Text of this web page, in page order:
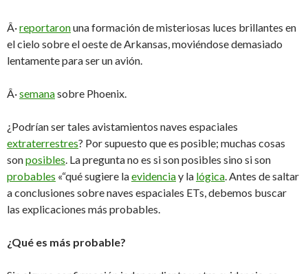
Â·reportaronuna formación de misteriosas luces brillantes en
el cielo sobre el oeste de Arkansas, moviéndose demasiado
lentamente para ser un avión.
Â·semanasobre Phoenix.
¿Podrían ser tales avistamientos naves espaciales
extraterrestres? Por supuesto que es posible; muchas cosas
sonposibles. La pregunta no es si son posibles sino si son
probables «“qué sugiere laevidenciay la lógica. Antes de saltar
a conclusiones sobre naves espaciales ETs, debemos buscar
las explicaciones más probables.
¿Qué es más probable?